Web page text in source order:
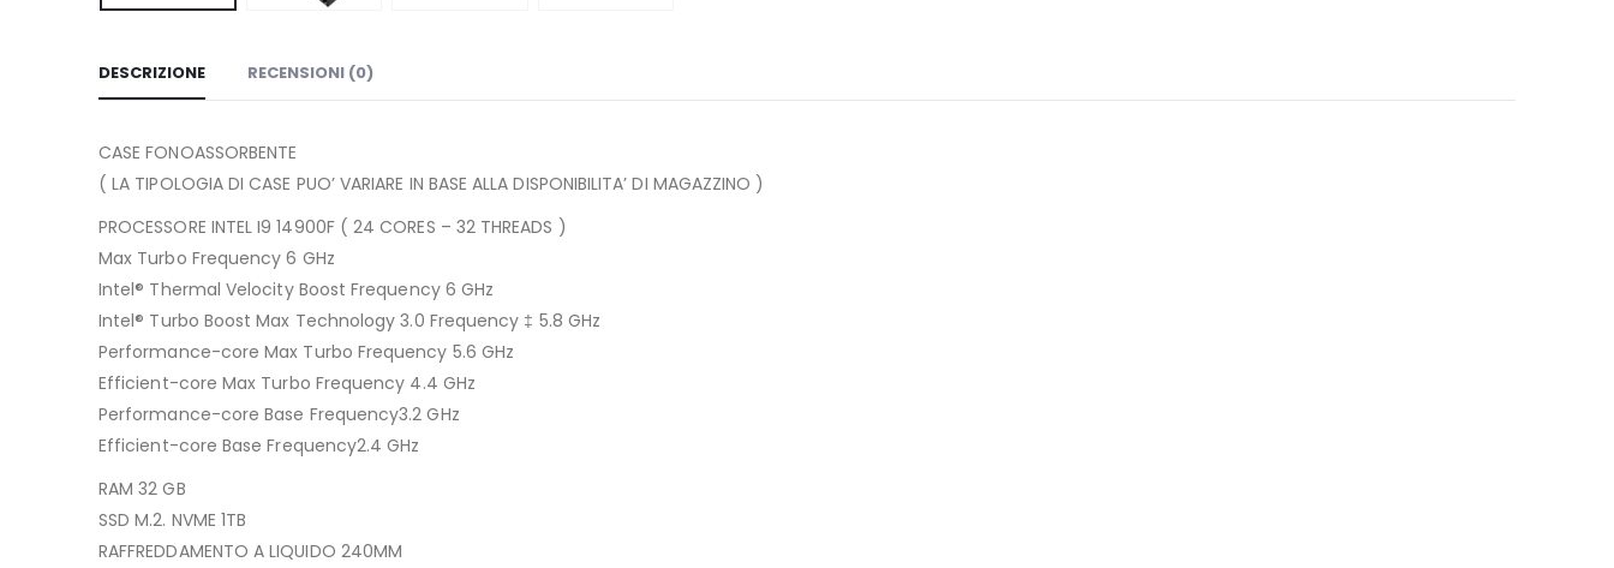
DESCRIZIONE RECENSIONI (0)
CASE FONOASSORBENTE
( LA TIPOLOGIA DI CASE PUO’ VARIARE IN BASE ALLA DISPONIBILITA’ DI MAGAZZINO )
PROCESSORE INTEL I9 14900F ( 24 CORES – 32 THREADS )
Max Turbo Frequency 6 GHz
Intel® Thermal Velocity Boost Frequency 6 GHz
Intel® Turbo Boost Max Technology 3.0 Frequency ‡ 5.8 GHz
Performance-core Max Turbo Frequency 5.6 GHz
Efficient-core Max Turbo Frequency 4.4 GHz
Performance-core Base Frequency3.2 GHz
Efficient-core Base Frequency2.4 GHz
RAM 32 GB
SSD M.2. NVME 1TB
RAFFREDDAMENTO A LIQUIDO 240MM